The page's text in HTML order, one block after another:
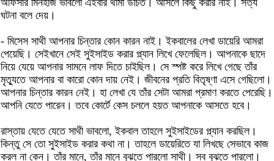
অফিসার মিনহাজ ভাবলো এইবার থামা উচিত। আসলে কিছু করার নাই। সত্য
ঘটনা বলে দেয়।
- মিসেস সাথী আপনার চিন্তার কোন কারন নাই। ইকবালের লেখা ডায়েরি আমরা
পেয়েছি। সেইখানে সেই সুইসাইড করার প্ল্যান লিখে ফেলেছিল। আপনাকে ছাদে
নিয়ে যেয়ে আপনার সামনে লাফ দিতে চাইছিল। সে স্পষ্ট করে লিখে গেছে তাঁর
মৃত্যুতে আপনার বা কারো কোন দায় নেই। জীবনের প্রতি বিতৃষ্ণা এসে গেছিলো।
আপনার চিন্তার কারন নেই। হা লেখা যে তাঁর সেটা আমরা প্রমাণ করতে পেরেছি।
আপনি যেতে পারেন। তবে কোর্টে কেস চললে হয়ত আপনাকে আসতে হবে।
রাস্তায় যেতে যেতে সাথী ভাবলো, ইকবাল তাহলে সুইসাইডের প্ল্যান করছিল।
কিন্তু সে তো সুইসাইড করার কথা না। তাহলে ডায়েরিতে যা লিখছে সেভাবে কাজ
করল না কেন। তাঁর মানে, তাঁর মানে বুঝতে পারলো সাথী। সব বুঝতে পারলো।